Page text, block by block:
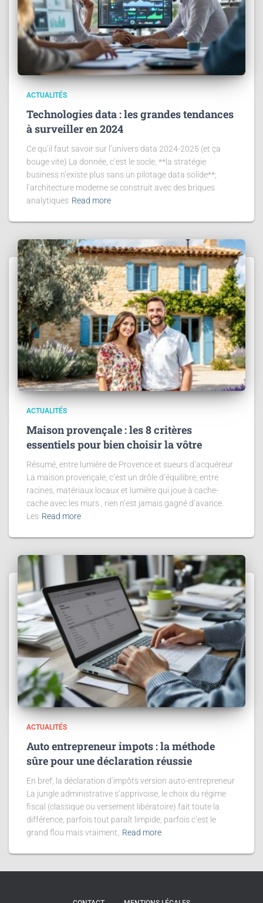
ACTUALITÉS
Technologies data : les grandes tendances
à surveiller en 2024
Ce qu’il faut savoir sur l’univers data 2024-2025 (et ça
bouge vite) La donnée, c’est le socle, **la stratégie
business n’existe plus sans un pilotage data solide**;
l’architecture moderne se construit avec des briques
analytiques Read more
ACTUALITÉS
Maison provençale : les 8 critères
essentiels pour bien choisir la vôtre
Résumé, entre lumière de Provence et sueurs d’acquéreur
La maison provençale, c’est un drôle d’équilibre, entre
racines, matériaux locaux et lumière qui joue à cache-
cache avec les murs , rien n’est jamais gagné d’avance.
Les Read more
ACTUALITÉS
Auto entrepreneur impots : la méthode
sûre pour une déclaration réussie
En bref, la déclaration d’impôts version auto-entrepreneur
La jungle administrative s’apprivoise, le choix du régime
fiscal (classique ou versement libératoire) fait toute la
différence, parfois tout paraît limpide, parfois c’est le
grand flou mais vraiment,
Read more